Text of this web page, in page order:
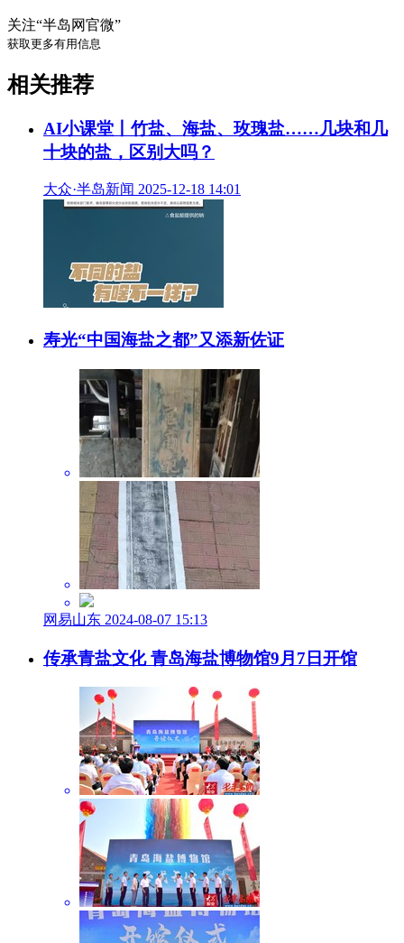
关注“半岛网官微”
获取更多有用信息
相关推荐
AI小课堂丨竹盐、海盐、玫瑰盐……几块和几
十块的盐，区别大吗？
大众·半岛新闻 2025-12-18 14:01
寿光“中国海盐之都”又添新佐证
网易山东 2024-08-07 15:13
传承青盐文化 青岛海盐博物馆9月7日开馆